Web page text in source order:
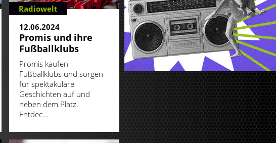
Radiowelt
12.06.2024
Promis und ihre
Fußballklubs
Promis kaufen
Fußballklubs und sorgen
für spektakuläre
Geschichten auf und
neben dem Platz.
Entdec...